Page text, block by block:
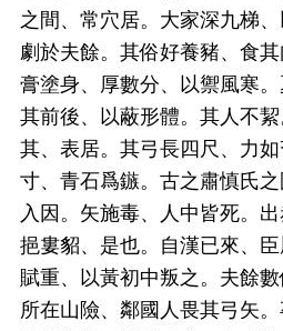
之間、常穴居。大家深九梯、
劇於夫餘。其俗好養豬、食
膏塗身、厚數分、以禦風寒
其前後、以蔽形體。其人不
其、表居。其弓長四尺、力
寸、青石爲鏃。古之肅慎氏
入因。矢施毒、人中皆死。
挹婁貂、是也。自漢已來、
賦重、以黃初中叛之。夫餘數
所在山險、鄰國人畏其弓矢